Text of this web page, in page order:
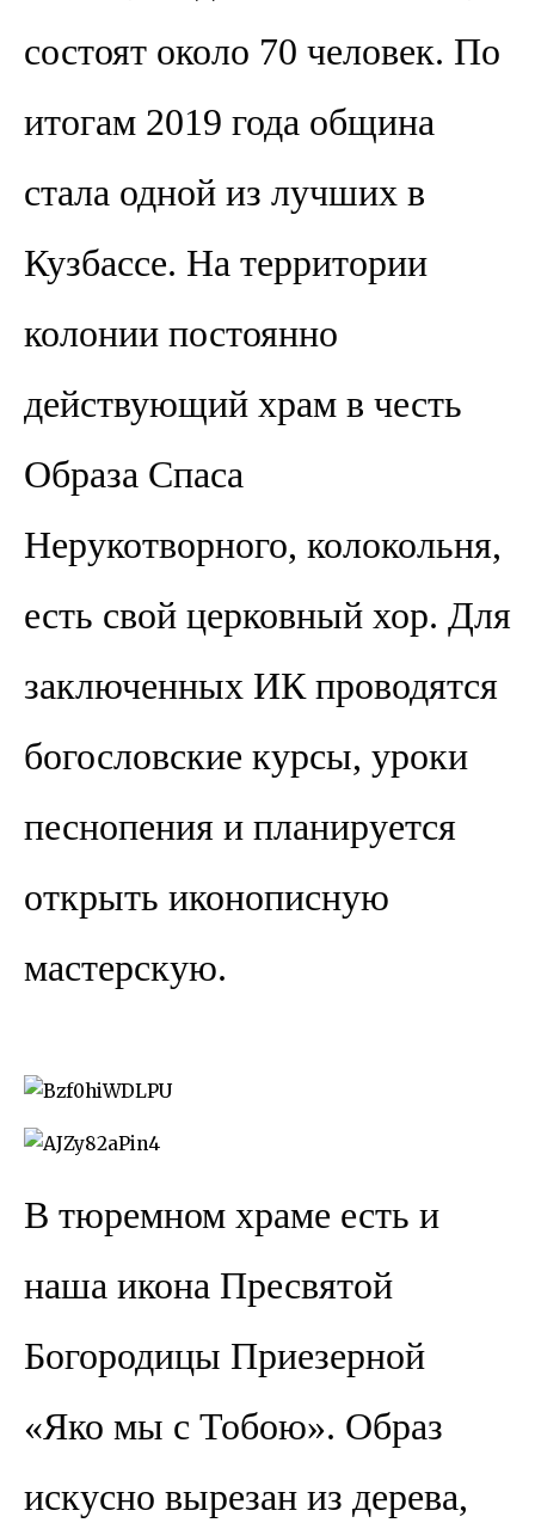
состоят около 70 человек. По
итогам 2019 года община
стала одной из лучших в
Кузбассе. На территории
колонии постоянно
действующий храм в честь
Образа Спаса
Нерукотворного, колокольня,
есть свой церковный хор. Для
заключенных ИК проводятся
богословские курсы, уроки
песнопения и планируется
открыть иконописную
мастерскую.
В тюремном храме есть и
наша икона Пресвятой
Богородицы Приезерной
«Яко мы с Тобою». Образ
искусно вырезан из дерева,